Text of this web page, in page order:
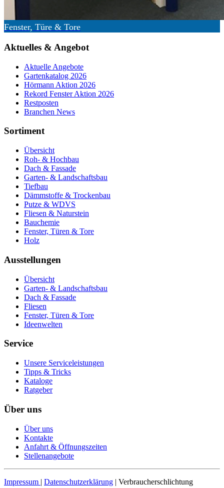
Fenster, Türe & Tore
Aktuelles & Angebot
Aktuelle Angebote
Gartenkatalog 2026
Hörmann Aktion 2026
Rekord Fenster Aktion 2026
Restposten
Branchen News
Sortiment
Übersicht
Roh- & Hochbau
Dach & Fassade
Garten- & Landschaftsbau
Tiefbau
Dämmstoffe & Trockenbau
Putze & WDVS
Fliesen & Naturstein
Bauchemie
Fenster, Türen & Tore
Holz
Ausstellungen
Übersicht
Garten- & Landschaftsbau
Dach & Fassade
Fliesen
Fenster, Türen & Tore
Ideenwelten
Service
Unsere Serviceleistungen
Tipps & Tricks
Kataloge
Ratgeber
Über uns
Über uns
Kontakte
Anfahrt & Öffnungszeiten
Stellenangebote
Impressum | Datenschutzerklärung | Verbraucherschlichtung